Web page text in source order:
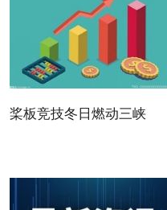
桨板竞技冬日燃动三峡